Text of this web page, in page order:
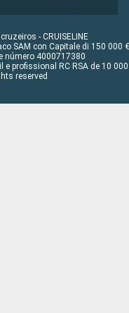
- CRUISELINE
SAM con Capitale di 150 000 €
número 4000717380
profissional RC RSA de 10 000
reserved